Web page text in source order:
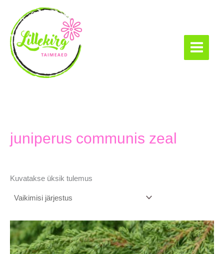
content
juniperus communis zeal
Kuvatakse üksik tulemus